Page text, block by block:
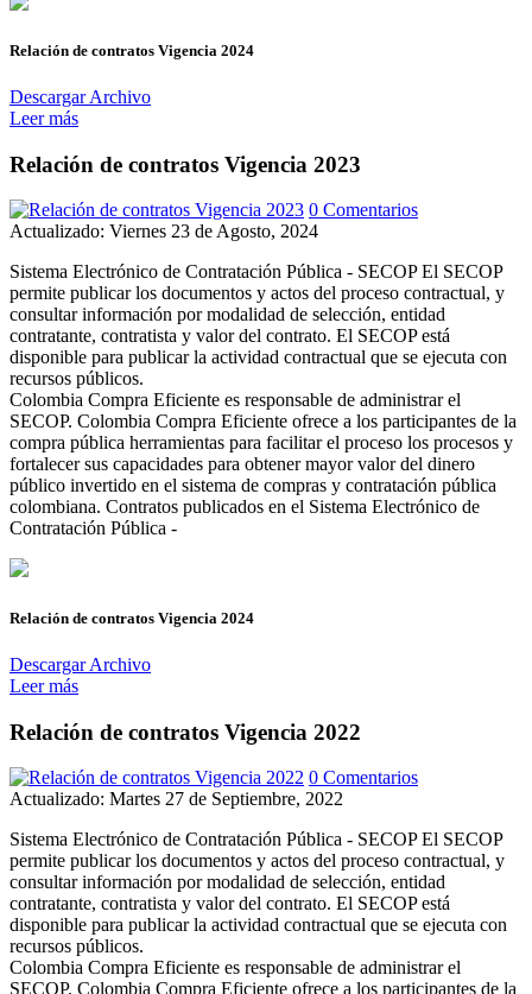
Relación de contratos Vigencia 2024
Descargar Archivo
Leer más
Relación de contratos Vigencia 2023
0 Comentarios
Actualizado: Viernes 23 de Agosto, 2024
Sistema Electrónico de Contratación Pública - SECOP El SECOP
permite publicar los documentos y actos del proceso contractual, y
consultar información por modalidad de selección, entidad
contratante, contratista y valor del contrato. El SECOP está
disponible para publicar la actividad contractual que se ejecuta con
recursos públicos.
Colombia Compra Eficiente es responsable de administrar el
SECOP. Colombia Compra Eficiente ofrece a los participantes de la
compra pública herramientas para facilitar el proceso los procesos y
fortalecer sus capacidades para obtener mayor valor del dinero
público invertido en el sistema de compras y contratación pública
colombiana. Contratos publicados en el Sistema Electrónico de
Contratación Pública -
Relación de contratos Vigencia 2024
Descargar Archivo
Leer más
Relación de contratos Vigencia 2022
0 Comentarios
Actualizado: Martes 27 de Septiembre, 2022
Sistema Electrónico de Contratación Pública - SECOP El SECOP
permite publicar los documentos y actos del proceso contractual, y
consultar información por modalidad de selección, entidad
contratante, contratista y valor del contrato. El SECOP está
disponible para publicar la actividad contractual que se ejecuta con
recursos públicos.
Colombia Compra Eficiente es responsable de administrar el
SECOP. Colombia Compra Eficiente ofrece a los participantes de la